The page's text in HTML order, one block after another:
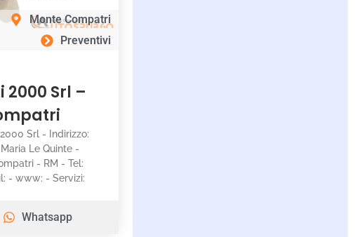
Monte Compatri
Preventivi
2000 Srl –
Srl - Indirizzo:
Le Quinte -
- RM - Tel:
- www: - Servizi:
Whatsapp